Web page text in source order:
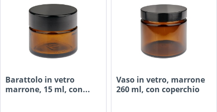
Barattolo in vetro
marrone, 15 ml, con...
Vaso in vetro, marrone
260 ml, con coperchio